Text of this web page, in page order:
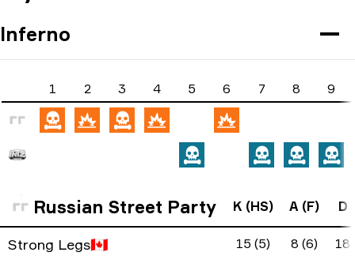
Inferno
1 2 3 4 5 6 7 8 9
Russian Street Party K (HS) A (F) D
Strong Legs🇨🇦 15 (5) 8 (6) 18